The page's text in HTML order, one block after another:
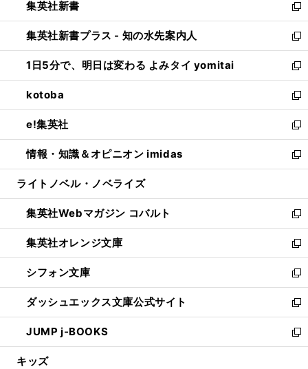
く
で
開
く
ィ
ン
ド
ウ
で
開
く
い
ウ
ィ
ン
ド
ウ
で
開
く
集英社新書
新
し
い
ウ
ィ
ン
ド
ウ
で
開
く
集英社新書プラス - 知の水先案内人
新
し
い
ウ
ィ
ン
ド
ウ
で
開
1日5分で、明日は変わる よみタイ yomitai
新
し
い
ウ
ィ
ン
ド
ウ
開
く
kotoba
新
し
い
ウ
ィ
ン
ウ
で
開
く
e!集英社
新
し
い
ウ
ン
ド
ウ
で
開
く
情報・知識＆オピニオン imidas
新
し
ウ
ィ
ン
ド
ウ
で
開
く
ライトノベル・ノベライズ
集英社Webマガジン コバルト
新
し
い
ウ
ィ
ン
ド
ウ
で
開
集英社オレンジ文庫
新
し
い
ウ
ィ
ン
ド
ウ
シフォン文庫
新
し
い
ウ
ィ
ン
ダッシュエックス文庫公式サイト
新
し
い
ウ
JUMP j-BOOKS
新
し
キッズ